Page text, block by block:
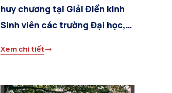
huy chương tại Giải Điền kinh
Sinh viên các trường Đại học,
Hà Nội năm 2025
Xem chi tiết